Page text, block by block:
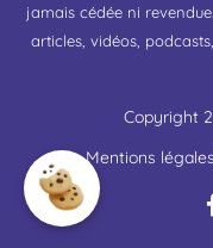
jamais cédée ni
articles, vidéos,
Copyright
Mentions légales